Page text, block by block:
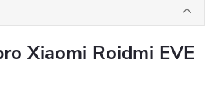
Xiaomi Roidmi EVE